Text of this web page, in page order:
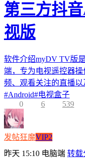
第三方抖
视版
软件介绍myDV TV版
端，专为电视遥控器
频、观看关注的直播
#Android#电视盒子
0
6 539
发帖狂魔VIP2
昨天 15:10 电脑端 转载